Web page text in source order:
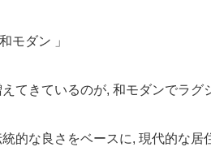
モダン 」
てきているのが, 和モダンでラグ
的な良さをベースに, 現代的な